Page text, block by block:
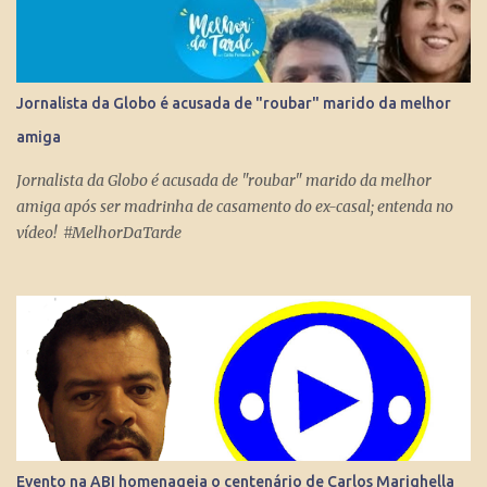
cidadão tenha seus próprios meios de comunicação, seja um canal,
uma rádio online, blog ou mesmo perfis nas redes sociais que
levem qualquer mensagem para dezenas, centenas, milhares e até
milhões de pessoas no Brasil e no Mundo. Do dia para noite, a
Internet consegue produzir milionários, transformar anônimos
em celebridades e até criar fenômenos como Juliette, mas ai já é
Jornalista da Globo é acusada de "roubar" marido da melhor
amiga
Jornalista da Globo é acusada de "roubar" marido da melhor
amiga após ser madrinha de casamento do ex-casal; entenda no
vídeo! #MelhorDaTarde
Evento na ABI homenageia o centenário de Carlos Marighella